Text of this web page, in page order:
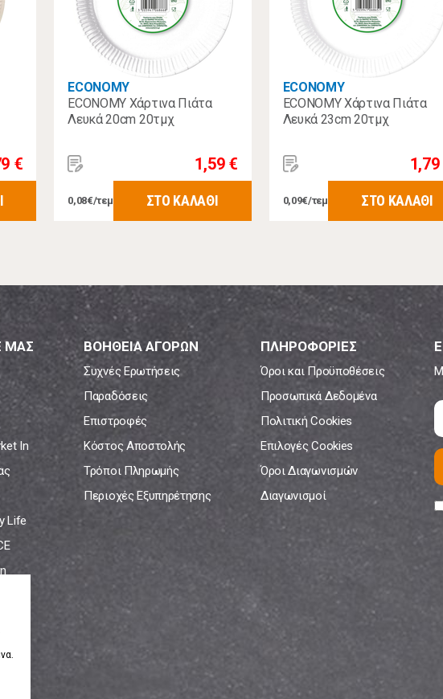
€
ECONOMY
ECONOMY Χάρτινα Πιάτα
Λευκά 20cm 20τμχ
1,59 €
0,08€/τεμ ΣΤΟ ΚΑΛΑΘΙ
ECONOMY
ECONOMY Χάρτινα Πιάτα
Λευκά 23cm 20τμχ
1,79
0,09€/τεμ ΣΤΟ ΚΑΛΑΘΙ
ΜΑΣ
In
Life
ΒΟΗΘΕΙΑ ΑΓΟΡΩΝ
Συχνές Ερωτήσεις
Παραδόσεις
Επιστροφές
Κόστος Αποστολής
Τρόποι Πληρωμής
Περιοχές Εξυπηρέτησης
ΠΛΗΡΟΦΟΡΙΕΣ
Όροι και Προϋποθέσεις
Προσωπικά Δεδομένα
Πολιτική Cookies
Επιλογές Cookies
Όροι Διαγωνισμών
Διαγωνισμοί